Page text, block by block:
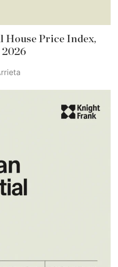
House Price Index,